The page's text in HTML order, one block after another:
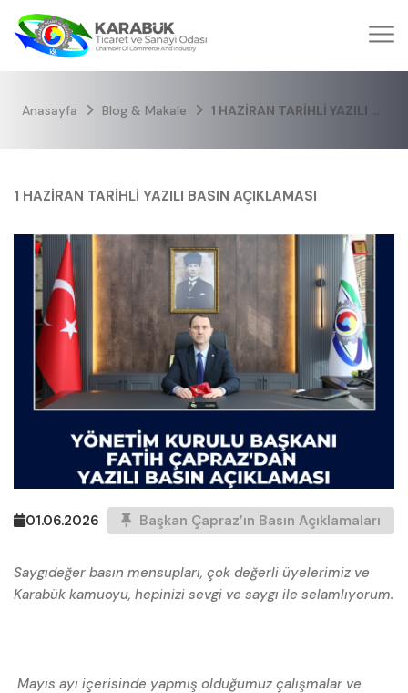
Anasayfa Blog & Makale 1 HAZİRAN TARİHLİ YAZILI BASIN AÇIKLAMASI
1 HAZİRAN TARİHLİ YAZILI BASIN AÇIKLAMASI
01.06.2026 Başkan Çapraz’ın Basın Açıklamaları
Saygıdeğer basın mensupları, çok değerli üyelerimiz ve
Karabük kamuoyu, hepinizi sevgi ve saygı ile selamlıyorum.
Mayıs ayı içerisinde yapmış olduğumuz çalışmalar ve